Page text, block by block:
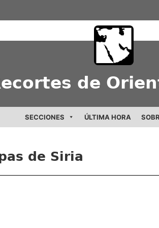
de
SECCIONES ÚLTIMA HORA
de Siria